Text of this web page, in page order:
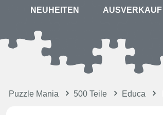
NEUHEITEN AUSVERKAUF
Puzzle Mania 500 Teile Educa